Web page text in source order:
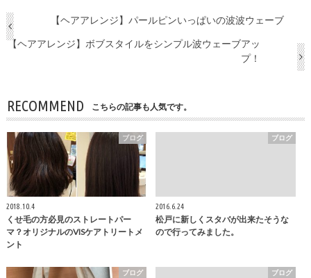
【ヘアアレンジ】パールピンいっぱいの波波ウェーブ
【ヘアアレンジ】ボブスタイルをシンプル波ウェーブアッ
プ！
RECOMMEND こちらの記事も人気です。
ブログ
2018.10.4
くせ毛の方必見のストレートパー
マ？オリジナルのVISケアトリートメ
ント
ブログ
2016.6.24
松戸に新しくスタバが出来たそうな
ので行ってみました。
ブログ ブログ